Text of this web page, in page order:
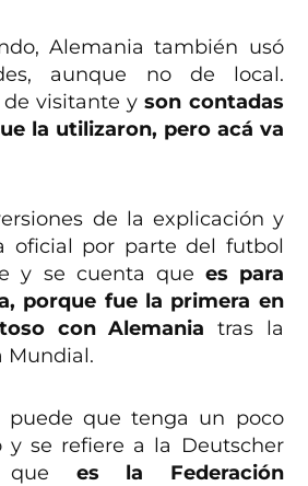
Alemania también usó
aunque no de local.
de visitante yson contadas
la utilizaron, pero acá va
de la explicación y
oficial por parte del futbol
y se cuenta que es para
porque fue la primera en
con Alemania tras la
Mundial.
puede que tenga un poco
y se refiere a la Deutscher
que es la Federación